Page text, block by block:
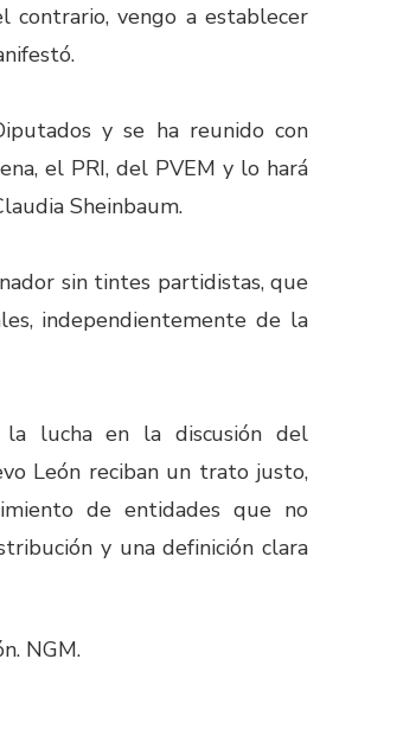
contrario, vengo a establecer
y se ha reunido con
el PRI, del PVEM y lo hará
Sheinbaum.
sin tintes partidistas, que
independientemente de la
lucha en la discusión del
León reciban un trato justo,
de entidades que no
y una definición clara
NGM.